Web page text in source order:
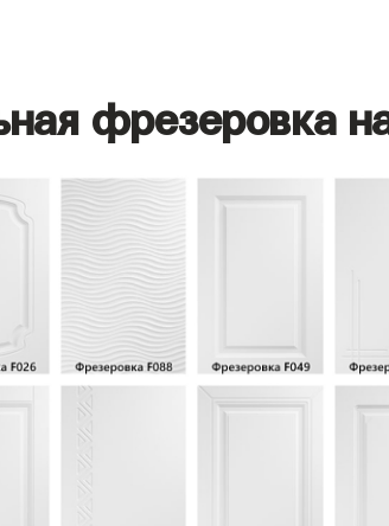
фрезеровка